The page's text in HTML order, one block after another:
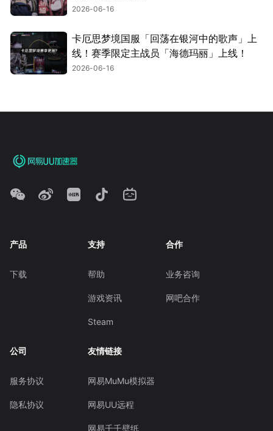
2026-06-16
卡厄思梦境国服「回荡在银河中的歌声」上
线！赛季限定主战员「海德玛丽」上线！
2026-06-16
产品
下载
支持
帮助
游戏资讯
Steam
合作
业务咨询
网吧合作
公司
服务协议
隐私协议
友情链接
网易MuMu模拟器
网易UU远程
网易千千壁纸